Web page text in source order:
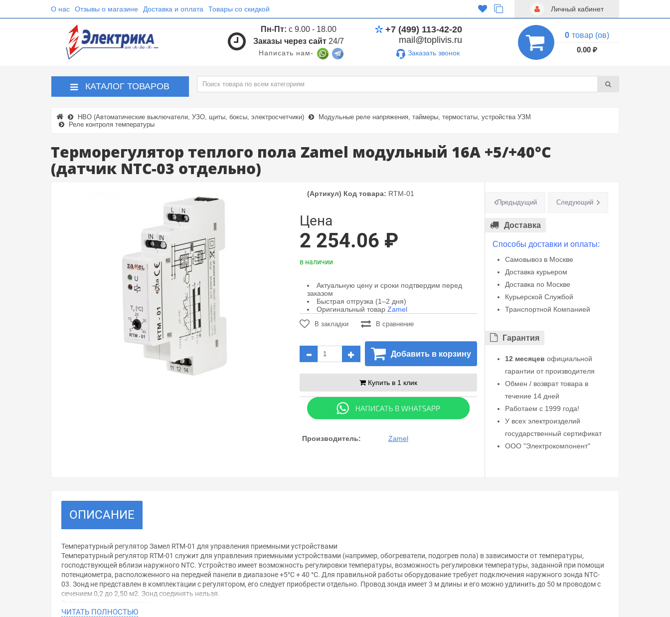
О нас Отзывы о магазине Доставка и оплата Товары со скидкой Личный кабинет
Пн-Пт: с 9.00 - 18.00
Заказы через сайт 24/7
Написать нам-
+7 (499) 113-42-20
mail@toplivis.ru
Заказать звонок
0 товар (ов)
0.00 ₽
КАТАЛОГ ТОВАРОВ
НВО (Автоматические выключатели, УЗО, щиты, боксы, электросчетчики)
Модульные реле напряжения, таймеры, термостаты, устройства УЗМ
Реле контроля температуры
Терморегулятор теплого пола Zamel модульный 16А +5/+40°С
(датчик NTC-03 отдельно)
(Артикул) Код товара: RTM-01
Цена
2 254.06 ₽
в наличии
Актуальную цену и сроки подтвердим перед
заказом
Быстрая отгрузка (1–2 дня)
Оригинальный товар Zamel
В закладки В сравнение
Добавить в корзину
Купить в 1 клик
Производитель: Zamel
Предыдущий Следующий
Доставка
Способы доставки и оплаты:
Самовывоз в Москве
Доставка курьером
Доставка по Москве
Курьерской Службой
Транспортной Компанией
Гарантия
12 месяцев официальной
гарантии от производителя
Обмен / возврат товара в
течение 14 дней
Работаем с 1999 года!
У всех электроизделий
государственный сертификат
ООО "Электрокомпонент"
ОПИСАНИЕ
Температурный регулятор Замел RTM-01 для управления приемными устройствами
Температурный регулятор RTM-01 служит для управления приемными устройствами (например, обогреватели, подогрев пола) в зависимости от температуры,
господствующей вблизи наружного NTC. Устройство имеет возможность регулировки температуры, возможность регулировки температуры, заданной при помощи
потенциометра, расположенного на передней панели в диапазоне +5°C + 40 °C. Для правильной работы оборудование требует подключения наружного зонда NTC-
03. Зонд не представлен в комплектации с регулятором, его следует приобрести отдельно. Провод зонда имеет 3 м длины и его можно удлинить до 50 м проводом с
сечением 0,2 до 2,50 м2. Зонд соединять нельзя.
Регулировка температуры в
диапазоне +5°С до +40°С,
ЧИТАТЬ ПОЛНОСТЬЮ